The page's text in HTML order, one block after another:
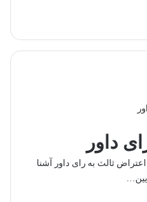
داور
ثالث به رای داور آشنا